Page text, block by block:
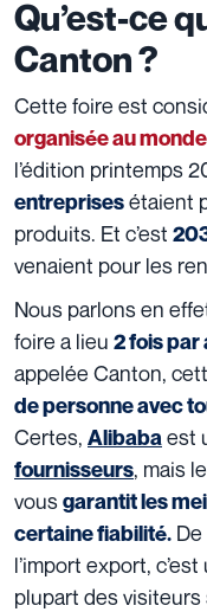
Qu’est-ce
Canton ?
Cette foire est
organisée au
l’édition printemps
entreprisesétaient
produits. Et c’est
venaient pour les
Nous parlons en
foire a lieu 2 fois par
appelée Canton,
de personne avec
Certes, Alibabaest
fournisseurs, mais
vousgarantit les
certaine fiabilité.
l’import export,
plupart des